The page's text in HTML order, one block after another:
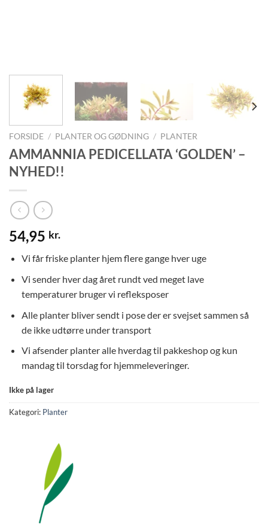
FORSIDE / PLANTER OG GØDNING / PLANTER
AMMANNIA PEDICELLATA ‘GOLDEN’ –
NYHED!!
54,95 kr.
Vi får friske planter hjem flere gange hver uge
Vi sender hver dag året rundt ved meget lave
temperaturer bruger vi refleksposer
Alle planter bliver sendt i pose der er svejset sammen så
de ikke udtørre under transport
Vi afsender planter alle hverdag til pakkeshop og kun
mandag til torsdag for hjemmeleveringer.
Ikke på lager
Kategori: Planter